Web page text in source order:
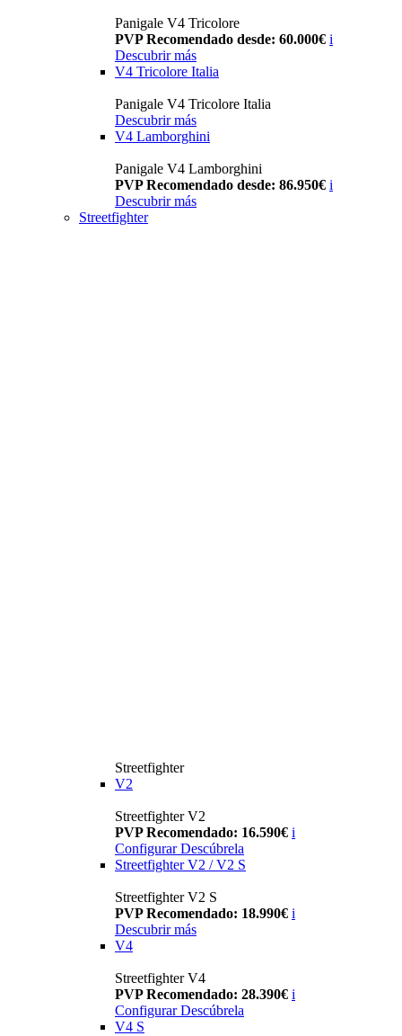
Panigale V4 Tricolore
PVP Recomendado desde: 60.000€ i
Descubrir más
V4 Tricolore Italia
Panigale V4 Tricolore Italia
Descubrir más
V4 Lamborghini
Panigale V4 Lamborghini
PVP Recomendado desde: 86.950€ i
Descubrir más
Streetfighter
Streetfighter
V2
Streetfighter V2
PVP Recomendado: 16.590€ i
Configurar Descúbrela
Streetfighter V2 / V2 S
Streetfighter V2 S
PVP Recomendado: 18.990€ i
Descubrir más
V4
Streetfighter V4
PVP Recomendado: 28.390€ i
Configurar Descúbrela
V4 S